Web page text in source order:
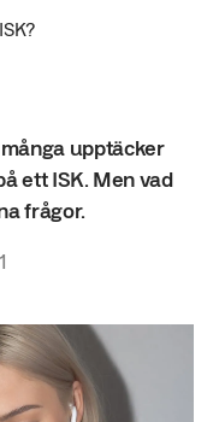
upptäcker
ett ISK. Men vad
frågor.